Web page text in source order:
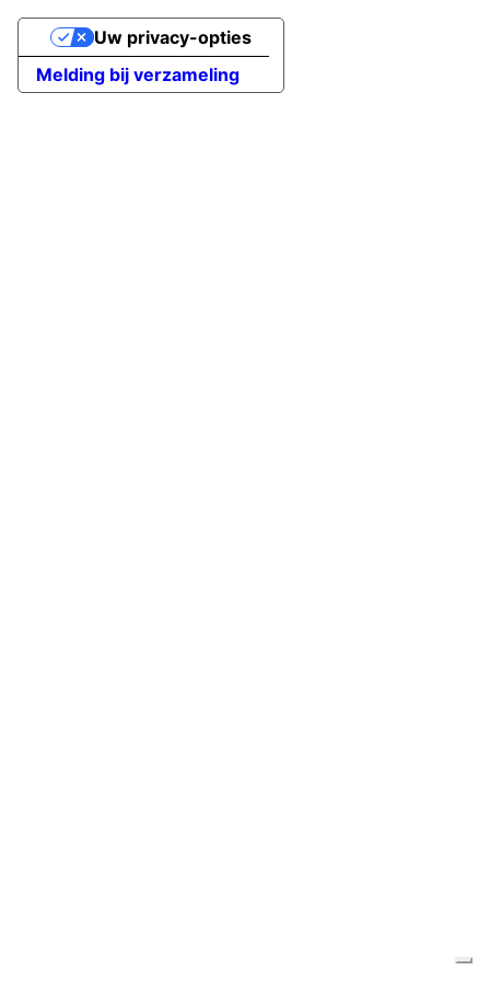
Melding bij verzameling
Uw privacy-opties